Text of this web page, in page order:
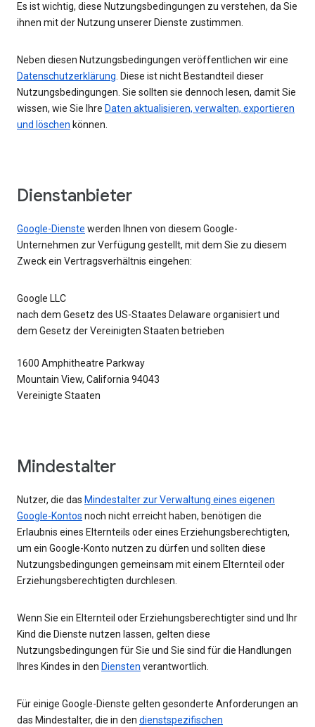
Es ist wichtig, diese Nutzungsbedingungen zu verstehen, da Sie
ihnen mit der Nutzung unserer Dienste zustimmen.
Neben diesen Nutzungsbedingungen veröffentlichen wir eine
Datenschutzerklärung. Diese ist nicht Bestandteil dieser
Nutzungsbedingungen. Sie sollten sie dennoch lesen, damit Sie
wissen, wie Sie Ihre Daten aktualisieren, verwalten, exportieren
und löschen können.
Dienstanbieter
Google-Dienste werden Ihnen von diesem Google-
Unternehmen zur Verfügung gestellt, mit dem Sie zu diesem
Zweck ein Vertragsverhältnis eingehen:
Google LLC
nach dem Gesetz des US-Staates Delaware organisiert und
dem Gesetz der Vereinigten Staaten betrieben
1600 Amphitheatre Parkway
Mountain View, California 94043
Vereinigte Staaten
Mindestalter
Nutzer, die das Mindestalter zur Verwaltung eines eigenen
Google-Kontos noch nicht erreicht haben, benötigen die
Erlaubnis eines Elternteils oder eines Erziehungsberechtigten,
um ein Google-Konto nutzen zu dürfen und sollten diese
Nutzungsbedingungen gemeinsam mit einem Elternteil oder
Erziehungsberechtigten durchlesen.
Wenn Sie ein Elternteil oder Erziehungsberechtigter sind und Ihr
Kind die Dienste nutzen lassen, gelten diese
Nutzungsbedingungen für Sie und Sie sind für die Handlungen
Ihres Kindes in den Diensten verantwortlich.
Für einige Google-Dienste gelten gesonderte Anforderungen an
das Mindestalter, die in den dienstspezifischen